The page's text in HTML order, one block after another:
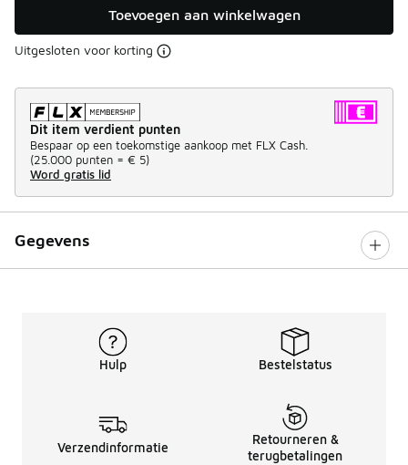
Toevoegen aan winkelwagen
Uitgesloten voor korting
Dit item verdient punten
Bespaar op een toekomstige aankoop met FLX Cash.
(25.000 punten = € 5)
Word gratis lid
Gegevens
Hulp Bestelstatus
Verzendinformatie
Retourneren &
terugbetalingen